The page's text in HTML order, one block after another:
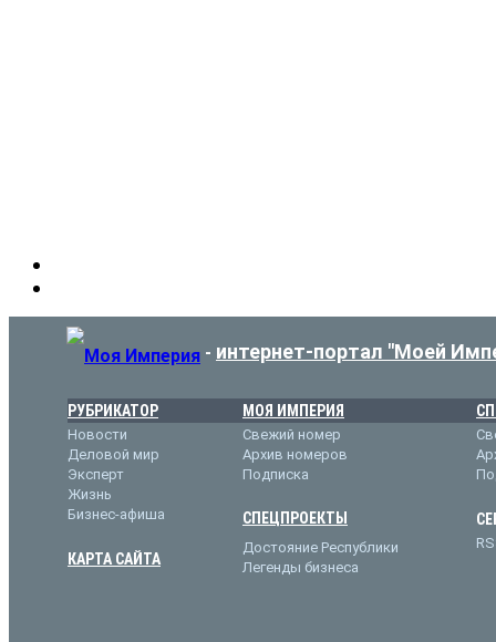
- интернет-портал "Моей
РУБРИКАТОР
Новости
Деловой мир
Эксперт
Жизнь
Бизнес-афиша
КАРТА САЙТА
МОЯ ИМПЕРИЯ
Свежий номер
Архив номеров
Подписка
СПЕЦПРОЕКТЫ
Достояние Республики
Легенды бизнеса